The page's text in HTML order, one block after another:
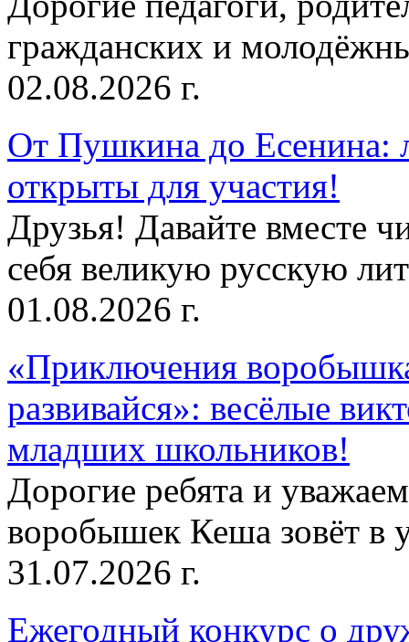
гражданских и
02.08.2026 г.
От Пушкина до Есенина:
открыты для участия!
Друзья! Давайте вместе
себя великую русскую
01.08.2026 г.
«Приключения
развивайся»: весёлые
младших школьников!
Дорогие ребята и
воробышек Кеша зовёт в
31.07.2026 г.
Ежегодный конкурс о